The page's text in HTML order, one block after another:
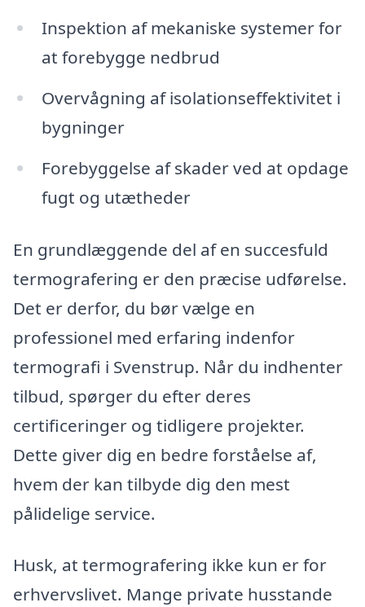
Inspektion af mekaniske systemer for
at forebygge nedbrud
Overvågning af isolationseffektivitet i
bygninger
Forebyggelse af skader ved at opdage
fugt og utætheder
En grundlæggende del af en succesfuld
termografering er den præcise udførelse.
Det er derfor, du bør vælge en
professionel med erfaring indenfor
termografi i Svenstrup. Når du indhenter
tilbud, spørger du efter deres
certificeringer og tidligere projekter.
Dette giver dig en bedre forståelse af,
hvem der kan tilbyde dig den mest
pålidelige service.
Husk, at termografering ikke kun er for
erhvervslivet. Mange private husstande